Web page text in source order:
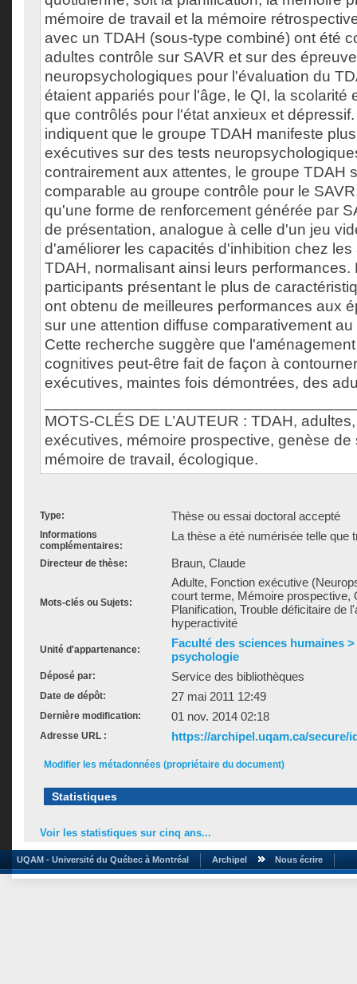
mémoire de travail et la mémoire
avec un TDAH (sous-type combiné) ont été
adultes contrôle sur SAVR et sur des
neuropsychologiques pour l'évaluation du
étaient appariés pour l'âge, le QI, la scolarité
que contrôlés pour l'état anxieux et
indiquent que le groupe TDAH manifeste
exécutives sur des tests
contrairement aux attentes, le groupe TDAH
comparable au groupe contrôle pour le
qu'une forme de renforcement générée par
de présentation, analogue à celle d'un jeu
d'améliorer les capacités d'inhibition chez
TDAH, normalisant ainsi leurs performances.
participants présentant le plus de
ont obtenu de meilleures performances aux
sur une attention diffuse comparativement
Cette recherche suggère que
cognitives peut-être fait de façon à
exécutives, maintes fois démontrées, des
MOTS-CLÉS DE L’AUTEUR : TDAH,
exécutives, mémoire prospective, genèse de
mémoire de travail, écologique.
Type: Thèse ou essai doctoral accepté
Informations
complémentaires:
La thèse a été numérisée telle que
Directeur de thèse: Braun, Claude
Mots-clés ou Sujets:
Adulte, Fonction exécutive
court terme, Mémoire prospective,
Planification, Trouble déficitaire de
hyperactivité
Unité d'appartenance:
Faculté des sciences humaines
psychologie
Déposé par: Service des bibliothèques
Date de dépôt: 27 mai 2011 12:49
Dernière modification: 01 nov. 2014 02:18
Adresse URL : https://archipel.uqam.ca/secure/
Modifier les métadonnées (propriétaire du document)
Statistiques
Voir les statistiques sur cinq ans...
UQAM - Université du Québec à Montréal Archipel Nous écrire